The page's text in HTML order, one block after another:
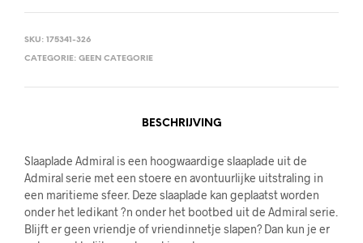
SKU: 175341-326
CATEGORIE: GEEN CATEGORIE
BESCHRIJVING
Slaaplade Admiral is een hoogwaardige slaaplade uit de
Admiral serie met een stoere en avontuurlijke uitstraling in
een maritieme sfeer. Deze slaaplade kan geplaatst worden
onder het ledikant ?n onder het bootbed uit de Admiral serie.
Blijft er geen vriendje of vriendinnetje slapen? Dan kun je er